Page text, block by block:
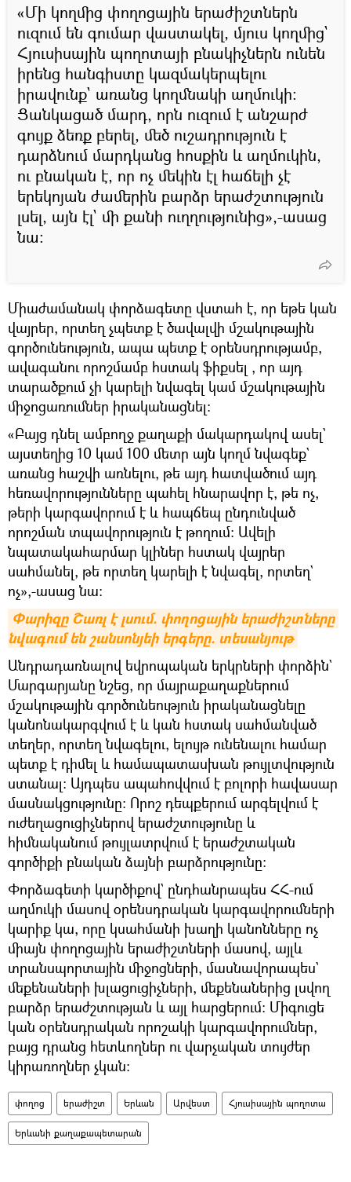
«Մի կողմից փողոցային երաժիշտներն
ուզում են գումար վաստակել, մյուս կողմից`
Հյուսիսային պողոտայի բնակիչներն ունեն
իրենց հանգիստը կազմակերպելու
իրավունք` առանց կողմնակի աղմուկի։
Ցանկացած մարդ, որն ուզում է անշարժ
գույք ձեռք բերել, մեծ ուշադրություն է
դարձնում մարդկանց հոսքին և աղմուկին,
ու բնական է, որ ոչ մեկին էլ հաճելի չէ
երեկոյան ժամերին բարձր երաժշտություն
լսել, այն էլ` մի քանի ուղղությունից»,-ասաց
նա։
Միաժամանակ փորձագետը վստահ է, որ եթե կան
վայրեր, որտեղ չպետք է ծավալվի մշակութային
գործունեություն, ապա պետք է օրենսդրությամբ,
ավագանու որոշմամբ հստակ ֆիքսել , որ այդ
տարածքում չի կարելի նվագել կամ մշակութային
միջոցառումներ իրականացնել։
«Բայց դնել ամբողջ քաղաքի մակարդակով ասել`
այստեղից 10 կամ 100 մետր այն կողմ նվագեք`
առանց հաշվի առնելու, թե այդ հատվածում այդ
հեռավորությունները պահել հնարավոր է, թե ոչ,
թերի կարգավորում է և հապճեպ ընդունված
որոշման տպավորություն է թողում։ Ավելի
նպատակահարմար կլիներ հստակ վայրեր
սահմանել, թե որտեղ կարելի է նվագել, որտեղ`
ոչ»,-ասաց նա։
Փարիզը Շառլ է լսում. փողոցային երաժիշտները
նվագում են շանսոնյեի երգերը. տեսանյութ
Անդրադառնալով եվրոպական երկրների փորձին`
Մարգարյանը նշեց, որ մայրաքաղաքներում
մշակութային գործունեություն իրականացնելը
կանոնակարգվում է և կան հստակ սահմանված
տեղեր, որտեղ նվագելու, ելույթ ունենալու համար
պետք է դիմել և համապատասխան թույլտվություն
ստանալ։ Այդպես ապահովվում է բոլորի հավասար
մասնակցությունը։ Որոշ դեպքերում արգելվում է
ուժեղացուցիչներով երաժշտությունը և
հիմնականում թույլատրվում է երաժշտական
գործիքի բնական ձայնի բարձրությունը։
Փորձագետի կարծիքով` ընդհանրապես ՀՀ-ում
աղմուկի մասով օրենսդրական կարգավորումների
կարիք կա, որը կսահմանի խաղի կանոնները ոչ
միայն փողոցային երաժիշտների մասով, այլև
տրանսպորտային միջոցների, մասնավորապես`
մեքենաների խլացուցիչների, մեքենաներից լսվող
բարձր երաժշտության և այլ հարցերում։ Միգուցե
կան օրենսդրական որոշակի կարգավորումներ,
բայց դրանց հետևողներ ու վարչական տույժեր
կիրառողներ չկան։
փողոց երաժիշտ Երևան Արվեստ Հյուսիսային պողոտա
Երևանի քաղաքապետարան